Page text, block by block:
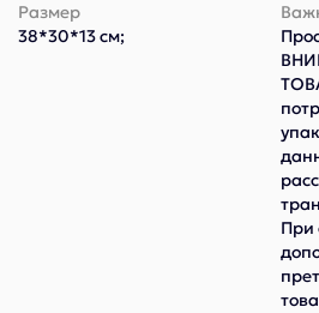
Размер
38*30*13 см;
При